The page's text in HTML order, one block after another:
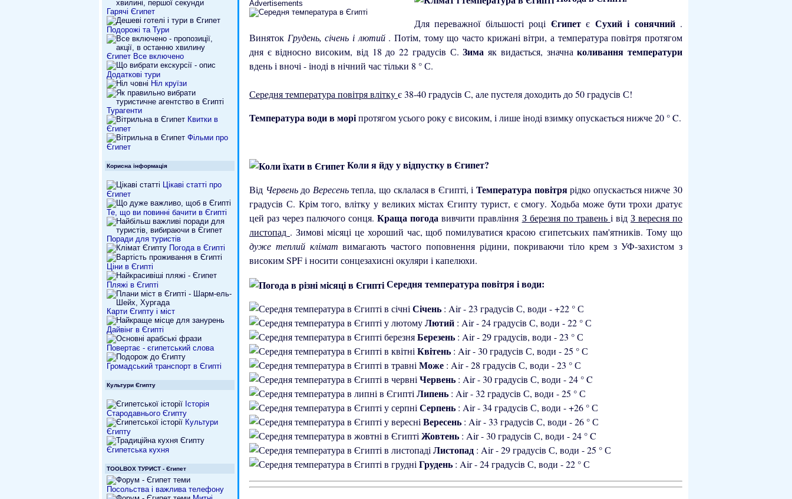
Гарячі Єгипет
Подорожі та Тури
Єгипет Все включено
Додаткові тури
Ніл круїзи
Турагенти
Квитки в
Єгипет
Фільми про
Єгипет
Корисна інформація
Цікаві статті про
Єгипет
Те, що ви повинні бачити в Єгипті
Поради для туристів
Погода в Єгипті
Ціни в Єгипті
Пляжі в Єгипті
Карти Єгипту і міст
Дайвінг в Єгипті
Повертає - єгипетський слова
Громадський транспорт в Єгипті
Культури Єгипту
Історія
Стародавнього Єгипту
Культури
Єгипту
Єгипетська кухня
TOOLBOX ТУРИСТ - Єгипет
Посольства і важлива телефону
Advertisements
Для переважної більшості році Єгипетє Сухий і сонячний .
Виняток Грудень, січень і лютий . Потім, тому що часто крижані вітри, а температура повітря протягом
дня є відносно високим, від 18 до 22 градусів С.Зимаяк видається, значнаколивання температури
вдень і вночі - іноді в нічний час тільки 8 ° С.
Середня температура повітря вліткує 38-40 градусів С, але пустеля доходить до 50 градусів С!
Температура води в моріпротягом усього року є високим, і лише іноді взимку опускається нижче 20 ° C.
Коли я йду у відпустку в Єгипет?
Від Червень до Вересеньтепла, що склалася в Єгипті, іТемпература повітрярідко опускається нижче 30
градусів С. Крім того, влітку у великих містах Єгипту турист, є смогу. Ходьба може бути трохи дратує
цей раз через палючого сонця.Краща погодавивчити правління З березня по травень і від З вересня по
листопад . Зимові місяці це хороший час, щоб помилуватися красою єгипетських пам'ятників. Тому що
дуже теплий кліматвимагають частого поповнення рідини, покриваючи тіло крем з УФ-захистом з
високим SPF і носити сонцезахисні окуляри і капелюхи.
Середня температура повітря і води:
Січень : Air - 23 градусів С, води - +22 ° С
Лютий : Air - 24 градусів С, води - 22 ° С
Березень : Air - 29 градусів, води - 23 ° С
Квітень : Air - 30 градусів С, води - 25 ° С
Може : Air - 28 градусів С, води - 23 ° С
Червень : Air - 30 градусів С, води - 24 ° C
Липень : Air - 32 градусів С, води - 25 ° С
Серпень : Air - 34 градусів С, води - +26 ° С
Вересень : Air - 33 градусів С, води - 26 ° С
Жовтень : Air - 30 градусів С, води - 24 ° C
Листопад : Air - 29 градусів С, води - 25 ° С
Грудень : Air - 24 градусів С, води - 22 ° С